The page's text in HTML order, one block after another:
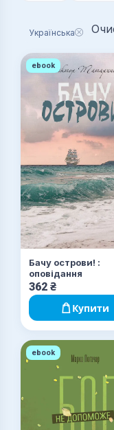
Українська
ebook
Бачу острови! :
оповідання
362 ₴
Купити
ebook